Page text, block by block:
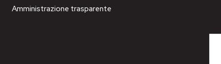
Amministrazione trasparente